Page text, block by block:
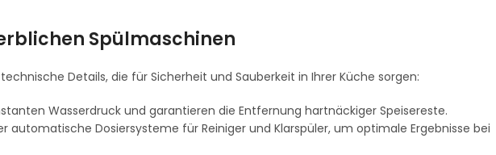
Spülmaschinen
Details, die für Sicherheit und Sauberkeit in Ihrer Küche sorgen:
Wasserdruck und garantieren die Entfernung hartnäckiger Speisereste.
automatische Dosiersysteme für Reiniger und Klarspüler, um optimale Ergebnisse bei